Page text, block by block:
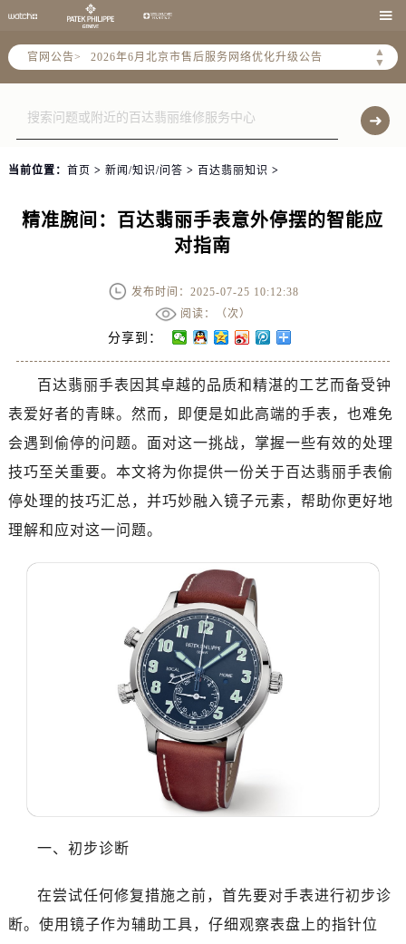

官网公告>
▲
▼
2026年6月北京市售后服务网络优化升级公告
2026年6月北京市官方售后客户服务热线：
2026年6月售后服务中心最新网点地址：
北京市东城区东长安街1号东方广场写字楼W3座6层602室（需提前预约）
北京市东城区东长安街1号王府井东方广场W3座6层602室售后服务中心（需提前预约）
节假日正常营业！
当前位置： 首页 > 新闻/知识/问答 > 百达翡丽知识 >
精准腕间：百达翡丽手表意外停摆的智能应
对指南
发布时间：2025-07-25 10:12:38
阅读：（次）
分享到：
百达翡丽手表因其卓越的品质和精湛的工艺而备受钟
表爱好者的青睐。然而，即便是如此高端的手表，也难免
会遇到偷停的问题。面对这一挑战，掌握一些有效的处理
技巧至关重要。本文将为你提供一份关于百达翡丽手表偷
停处理的技巧汇总，并巧妙融入镜子元素，帮助你更好地
理解和应对这一问题。
一、初步诊断
在尝试任何修复措施之前，首先要对手表进行初步诊
断。使用镜子作为辅助工具，仔细观察表盘上的指针位